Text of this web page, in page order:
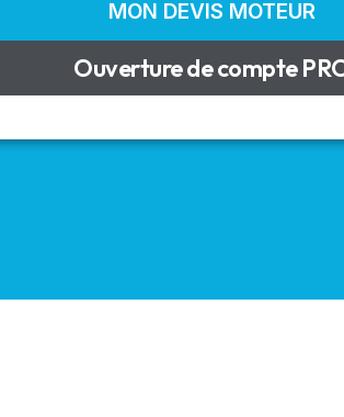
MON DEVIS MOTEUR
Ouverture de compte